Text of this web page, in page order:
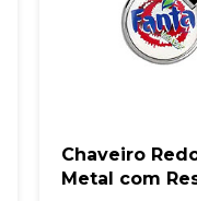
Chaveiro
Metal com